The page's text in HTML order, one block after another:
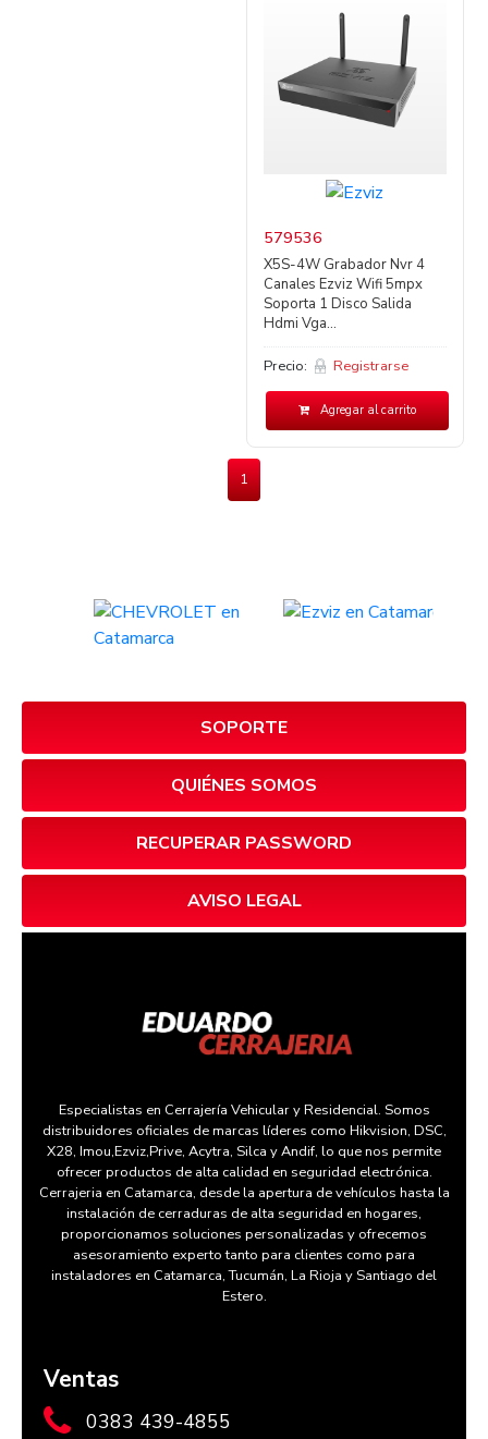
579536
X5S-4W Grabador Nvr 4
Canales Ezviz Wifi 5mpx
Soporta 1 Disco Salida
Hdmi Vga...
Precio: Registrarse
Agregar al carrito
1
SOPORTE
QUIÉNES SOMOS
RECUPERAR PASSWORD
AVISO LEGAL
Especialistas en Cerrajería Vehicular y Residencial. Somos
distribuidores oficiales de marcas líderes como Hikvision, DSC,
X28, Imou,Ezviz,Prive, Acytra, Silca y Andif, lo que nos permite
ofrecer productos de alta calidad en seguridad electrónica.
Cerrajeria en Catamarca, desde la apertura de vehículos hasta la
instalación de cerraduras de alta seguridad en hogares,
proporcionamos soluciones personalizadas y ofrecemos
asesoramiento experto tanto para clientes como para
instaladores en Catamarca, Tucumán, La Rioja y Santiago del
Estero.
Ventas
0383 439-4855